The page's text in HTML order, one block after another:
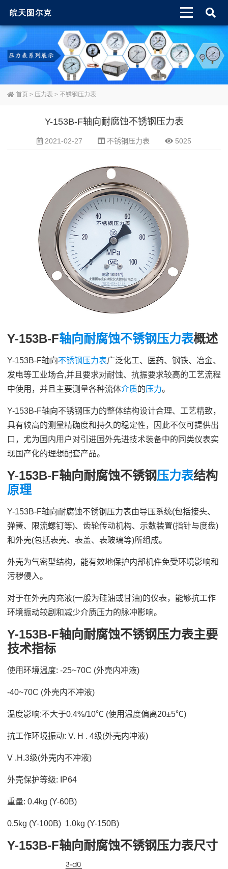
首页 > 压力表 > 不锈钢压力表
Y-153B-F轴向耐腐蚀不锈钢压力表
2021-02-27 不锈钢压力表 5025
Y-153B-F轴向耐腐蚀不锈钢压力表概述
Y-153B-F轴向不锈钢压力表广泛化工、医药、钢铁、冶金、
发电等工业场合,并且要求对耐蚀、抗振要求较高的工艺流程
中使用，并且主要测量各种流体介质的压力。
Y-153B-F轴向不锈钢压力的整体结构设计合理、工艺精致，
具有较高的测量精确度和持久的稳定性，因此不仅可提供出
口，尤为国内用户对引进国外先进技术装备中的同类仪表实
现国产化的理想配套产品。
Y-153B-F轴向耐腐蚀不锈钢压力表结构
原理
Y-153B-F轴向耐腐蚀不锈钢压力表由导压系统(包括接头、
弹簧、限流螺钉等)、齿轮传动机构、示数装置(指针与度盘)
和外壳(包括表壳、表盖、表玻璃等)所组成。
外壳为气密型结构，能有效地保护内部机件免受环境影响和
污秽侵入。
对于在外壳内充液(一般为硅油或甘油)的仪表，能够抗工作
环境振动较剧和减少介质压力的脉冲影响。
Y-153B-F轴向耐腐蚀不锈钢压力表主要
技术指标
使用环境温度: -25~70C (外壳内冲液)
-40~70C (外壳内不冲液)
温度影响:不大于0.4%/10℃ (使用温度偏离20±5℃)
抗工作环境振动: V. H . 4级(外壳内冲液)
V .H.3级(外壳内不冲液)
外壳保护等级: IP64
重量: 0.4kg (Y-60B)
0.5kg (Y-100B) 1.0kg (Y-150B)
Y-153B-F轴向耐腐蚀不锈钢压力表尺寸